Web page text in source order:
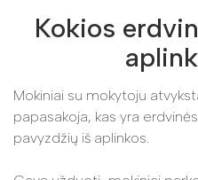
Kokios
Mokiniai su mokytoju
papasakoja, kas yra
pavyzdžių iš aplinkos.